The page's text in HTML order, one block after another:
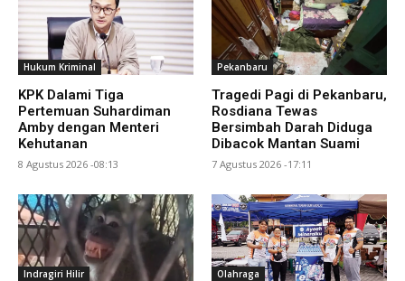
Hukum Kriminal
KPK Dalami Tiga
Pertemuan Suhardiman
Amby dengan Menteri
Kehutanan
8 Agustus 2026 -08:13
Pekanbaru
Tragedi Pagi di Pekanbaru,
Rosdiana Tewas
Bersimbah Darah Diduga
Dibacok Mantan Suami
7 Agustus 2026 -17:11
Indragiri Hilir Olahraga